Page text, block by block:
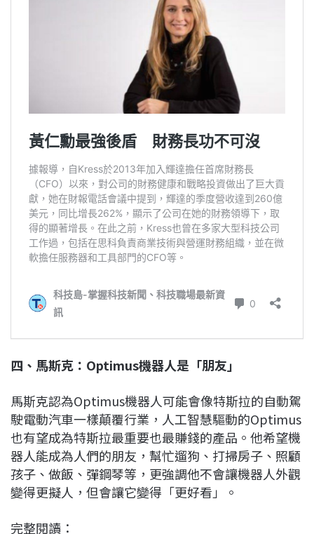
四、馬斯克：Optimus機器人是「朋友」
馬斯克認為Optimus機器人可能會像特斯拉的自動駕
駛電動汽車一樣顛覆行業，人工智慧驅動的Optimus
也有望成為特斯拉最重要也最賺錢的產品。他希望機
器人能成為人們的朋友，幫忙遛狗、打掃房子、照顧
孩子、做飯、彈鋼琴等，更強調他不會讓機器人外觀
變得更擬人，但會讓它變得「更好看」。
完整閱讀：